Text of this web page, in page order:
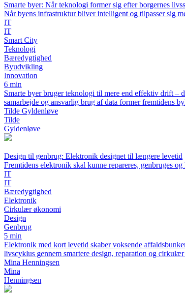
Smarte byer: Når teknologi former sig efter borgernes
Når byens infrastruktur bliver intelligent og tilpasser sig
IT
IT
Smart City
Teknologi
Bæredygtighed
Byudvikling
Innovation
6 min
Smarte byer bruger teknologi til mere end effektiv drift –
samarbejde og ansvarlig brug af data former fremtidens
Tilde Gyldenløve
Tilde
Gyldenløve
Design til genbrug: Elektronik designet til længere levetid
Fremtidens elektronik skal kunne repareres, genbruges
IT
IT
Bæredygtighed
Elektronik
Cirkulær økonomi
Design
Genbrug
5 min
Elektronik med kort levetid skaber voksende
livscyklus gennem smartere design, reparation og
Mina Henningsen
Mina
Henningsen